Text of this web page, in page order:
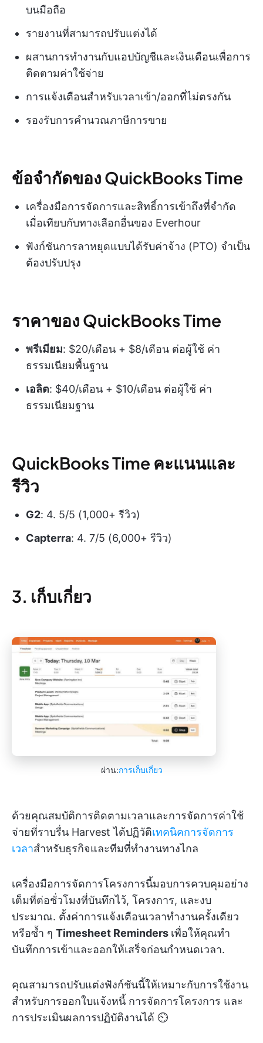
บนมือถือ
รายงานที่สามารถปรับแต่งได้
ผสานการทำงานกับแอปบัญชีและเงินเดือนเพื่อการ
ติดตามค่าใช้จ่าย
การแจ้งเตือนสำหรับเวลาเข้า/ออกที่ไม่ตรงกัน
รองรับการคำนวณภาษีการขาย
ข้อจำกัดของ QuickBooks Time
เครื่องมือการจัดการและสิทธิ์การเข้าถึงที่จำกัด
เมื่อเทียบกับทางเลือกอื่นของ Everhour
ฟังก์ชันการลาหยุดแบบได้รับค่าจ้าง (PTO) จำเป็น
ต้องปรับปรุง
ราคาของ QuickBooks Time
พรีเมียม: $20/เดือน + $8/เดือน ต่อผู้ใช้ ค่า
ธรรมเนียมพื้นฐาน
เอลิต: $40/เดือน + $10/เดือน ต่อผู้ใช้ ค่า
ธรรมเนียมฐาน
QuickBooks Time คะแนนและ
รีวิว
G2: 4. 5/5 (1,000+ รีวิว)
Capterra: 4. 7/5 (6,000+ รีวิว)
3. เก็บเกี่ยว
ผ่าน:การเก็บเกี่ยว
ด้วยคุณสมบัติการติดตามเวลาและการจัดการค่าใช้
จ่ายที่ราบรื่น Harvest ได้ปฏิวัติเทคนิคการจัดการ
เวลาสำหรับธุรกิจและทีมที่ทำงานทางไกล
เครื่องมือการจัดการโครงการนี้มอบการควบคุมอย่าง
เต็มที่ต่อชั่วโมงที่บันทึกไว้, โครงการ, และงบ
ประมาณ. ตั้งค่าการแจ้งเตือนเวลาทำงานครั้งเดียว
หรือซ้ำ ๆ Timesheet Reminders เพื่อให้คุณทำ
บันทึกการเข้าและออกให้เสร็จก่อนกำหนดเวลา.
คุณสามารถปรับแต่งฟังก์ชันนี้ให้เหมาะกับการใช้งาน
สำหรับการออกใบแจ้งหนี้ การจัดการโครงการ และ
การประเมินผลการปฏิบัติงานได้ ⏲️